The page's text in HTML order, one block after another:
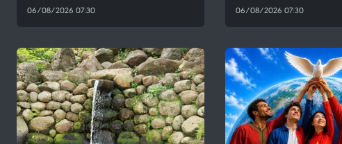
06/08/2026 07:30 06/08/2026 07:30